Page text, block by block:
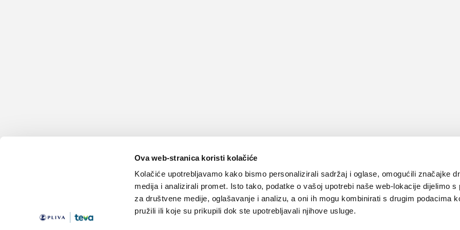
Ova web-stranica koristi kolačiće
Kolačiće upotrebljavamo kako bismo personalizirali sadržaj i oglase, omogućili značajke
medija i analizirali promet. Isto tako, podatke o vašoj upotrebi naše web-lokacije dijelimo s
za društvene medije, oglašavanje i analizu, a oni ih mogu kombinirati s drugim podacima
pružili ili koje su prikupili dok ste upotrebljavali njihove usluge.